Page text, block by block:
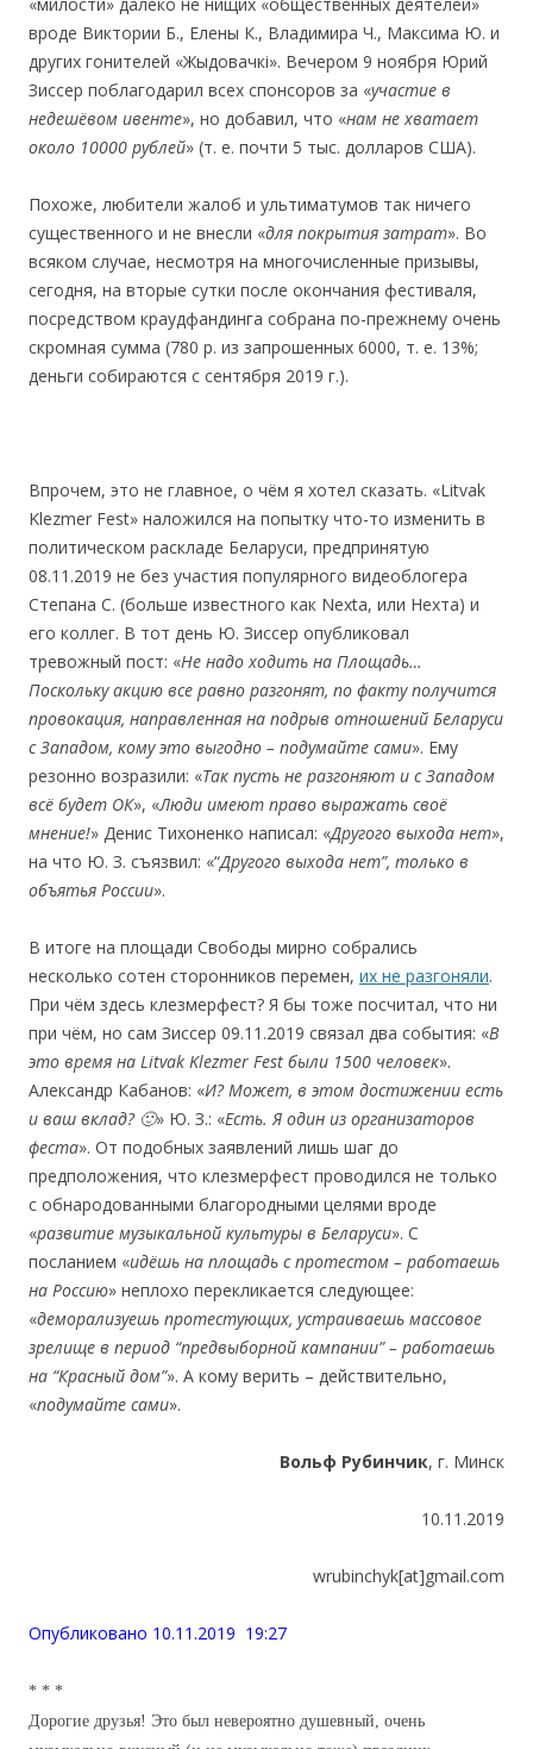
вроде Виктории Б., Елены К., Владимира Ч., Максима Ю. и
других гонителей «Жыдовачкі». Вечером 9 ноября Юрий
Зиссер поблагодарил всех спонсоров за «участие в
недешёвом ивенте», но добавил, что «нам не хватает
около 10000 рублей» (т. е. почти 5 тыс. долларов США).
Похоже, любители жалоб и ультиматумов так ничего
существенного и не внесли «для покрытия затрат». Во
всяком случае, несмотря на многочисленные призывы,
сегодня, на вторые сутки после окончания фестиваля,
посредством краудфандинга собрана по-прежнему очень
cкромная сумма (780 р. из запрошенных 6000, т. е. 13%;
деньги собираются с сентября 2019 г.).
Впрочем, это не главное, о чём я хотел сказать. «Litvak
Klezmer Fest» наложился на попытку что-то изменить в
политическом раскладе Беларуси, предпринятую
08.11.2019 не без участия популярного видеоблогера
Степана С. (больше известного как Nexta, или Нехта) и
его коллег. В тот день Ю. Зиссер опубликовал
тревожный пост: «Не надо ходить на Площадь…
Поскольку акцию все равно разгонят, по факту получится
провокация, направленная на подрыв отношений Беларуси
с Западом, кому это выгодно – подумайте сами». Ему
резонно возразили: «Так пусть не разгоняют и с Западом
всё будет ОК», «Люди имеют право выражать своё
мнение!» Денис Тихоненко написал: «Другого выхода нет»,
на что Ю. З. съязвил: «“Другого выхода нет”, только в
объятья России».
В итоге на площади Свободы мирно собрались
несколько сотен сторонников перемен, их не разгоняли.
При чём здесь клезмерфест? Я бы тоже посчитал, что ни
при чём, но сам Зиссер 09.11.2019 связал два события: «В
это время на Litvak Klezmer Fest были 1500 человек».
Александр Кабанов: «И? Может, в этом достижении есть
и ваш вклад? 🙂» Ю. З.: «Есть. Я один из организаторов
феста». От подобных заявлений лишь шаг до
предположения, что клезмерфест проводился не только
с обнародованными благородными целями вроде
«развитие музыкальной культуры в Беларуси». С
посланием «идёшь на площадь с протестом – работаешь
на Россию» неплохо перекликается следующее:
«деморализуешь протестующих, устраиваешь массовое
зрелище в период “предвыборной кампании”– работаешь
на “Красный дом”». А кому верить – действительно,
«подумайте сами».
Вольф Рубинчик, г. Минск
10.11.2019
wrubinchyk[at]gmail.com
Опубликовано 10.11.2019 19:27
* * *
Дорогие друзья! Это был невероятно душевный, очень